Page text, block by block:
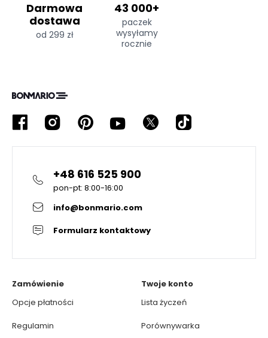
Darmowa
dostawa
od 299 zł
43 000+
paczek
wysyłamy
rocznie
+48 616 525 900
pon-pt: 8:00-16:00
info@bonmario.com
Formularz kontaktowy
Zamówienie
Opcje płatności
Regulamin
Twoje konto
Lista życzeń
Porównywarka